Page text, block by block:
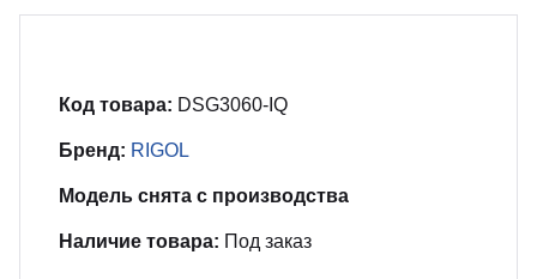
по ТЗ заказчика
оборудования
измерительного оборудования
Код товара: DSG3060-IQ
Бренд: RIGOL
Модель снята с производства
Наличие товара: Под заказ